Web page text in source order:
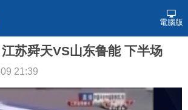
電腦版
苏舜天VS山东鲁能 下半场
21:39